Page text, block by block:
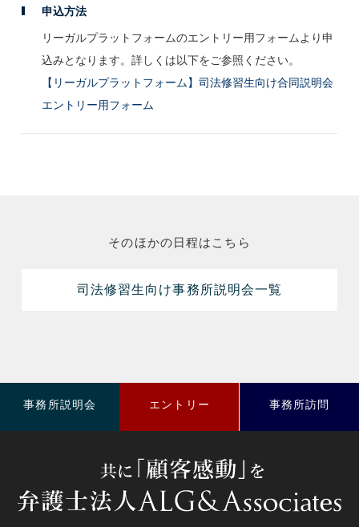
申込方法
リーガルプラットフォームのエントリー用フォームより申
込みとなります。詳しくは以下をご参照ください。
【リーガルプラットフォーム】司法修習生向け合同説明会
エントリー用フォーム
そのほかの日程はこちら
司法修習生向け事務所説明会一覧